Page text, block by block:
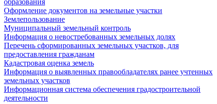
образования
Оформление документов на земельные участки
Землепользование
Муниципальный земельный контроль
Информация о невостребованных земельных долях
Перечень сформированных земельных участков, для
предоставления гражданам
Кадастровая оценка земель
Информация о выявленных правообладателях ранее учтенных
земельных участков
Информационная система обеспечения градостроительной
деятельности